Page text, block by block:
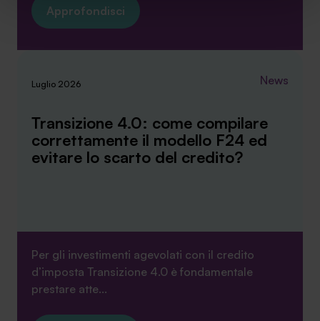
sito. Cliccando su “ACCETTA TUTTI” invece accetterai di
implementare tutti i cookie. Chiudendo questo banner
ti invitiamo a consultare le "Informazioni sui Cookie" qui
sopra.
Approfondisci
Luglio 2026 News
Transizione 4.0: come compilare
correttamente il modello F24 ed
evitare lo scarto del credito?
Per gli investimenti agevolati con il credito
d’imposta Transizione 4.0 è fondamentale
prestare atte...